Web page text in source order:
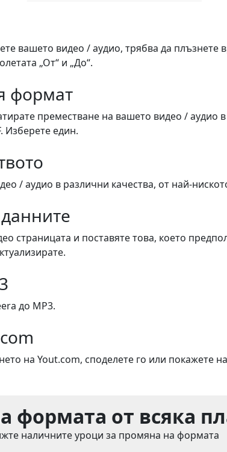
вашето видео / аудио, трябва да плъзнете
„От“ и „До“.
формат
преместване на вашето видео / аудио
Изберете един.
/ аудио в различни качества, от най-
страницата и поставяте това, което
до MP3.
на Yout.com, споделете го или покажете
формата от всяка
наличните уроци за промяна на формата